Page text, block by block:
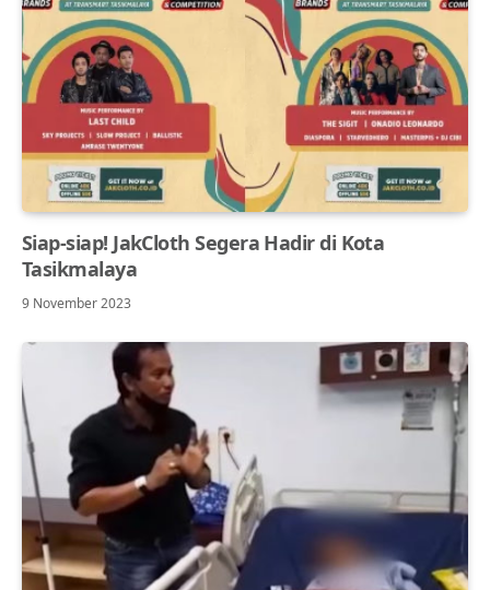
Siap-siap! JakCloth Segera Hadir di Kota
Tasikmalaya
9 November 2023